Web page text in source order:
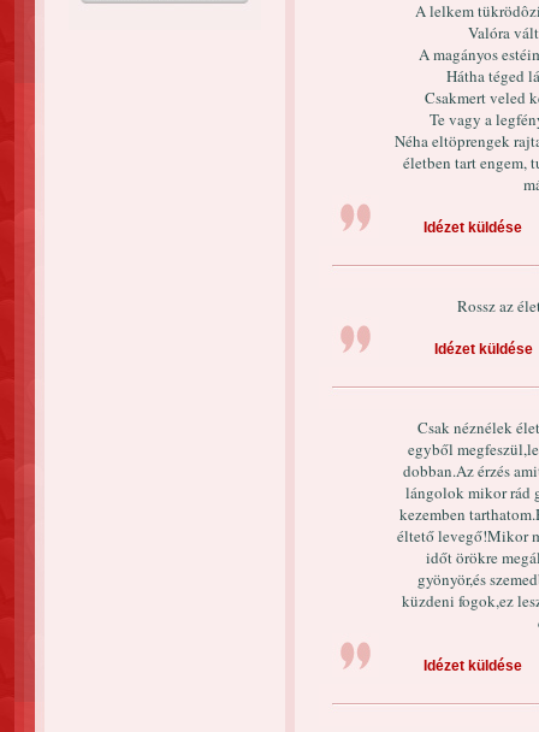
A lelkem
Valóra
A magányos
Hátha téged
Csakmert veled
Te vagy a
Néha eltöprengek
életben tart engem,
Idézet küldése
Rossz az
Idézet küldése
Csak néznélek
egyből
dobban.Az érzés
lángolok mikor rád
kezemben
éltető levegő!Mikor
időt örökre
gyönyör,és
küzdeni fogok,ez
Idézet küldése